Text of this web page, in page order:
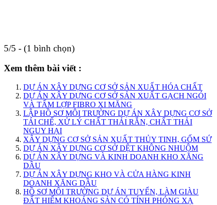
5/5 - (1 bình chọn)
Xem thêm bài viết :
DỰ ÁN XÂY DỰNG CƠ SỞ SẢN XUẤT HÓA CHẤT
DỰ ÁN XÂY DỰNG CƠ SỞ SẢN XUẤT GẠCH NGÓI
VÀ TẤM LỢP FIBRO XI MĂNG
LẬP HỒ SƠ MÔI TRƯỜNG DỰ ÁN XÂY DỰNG CƠ SỞ
TÁI CHẾ, XỬ LÝ CHẤT THẢI RẮN, CHẤT THẢI
NGUY HẠI
XÂY DỰNG CƠ SỞ SẢN XUẤT THỦY TINH, GỐM SỨ
DỰ ÁN XÂY DỰNG CƠ SỞ DỆT KHÔNG NHUỘM
DỰ ÁN XÂY DỰNG VÀ KINH DOANH KHO XĂNG
DẦU
DỰ ÁN XÂY DỰNG KHO VÀ CỬA HÀNG KINH
DOANH XĂNG DẦU
HỒ SƠ MÔI TRƯỜNG DỰ ÁN TUYỂN, LÀM GIÀU
ĐẤT HIẾM KHOÁNG SẢN CÓ TÍNH PHÓNG XẠ